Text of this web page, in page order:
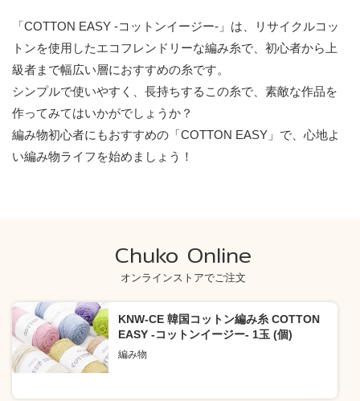
「COTTON EASY -コットンイージー-」は、リサイクルコッ
トンを使用したエコフレンドリーな編み糸で、初心者から上
級者まで幅広い層におすすめの糸です。
シンプルで使いやすく、長持ちするこの糸で、素敵な作品を
作ってみてはいかがでしょうか？
編み物初心者にもおすすめの「COTTON EASY」で、心地よ
い編み物ライフを始めましょう！
Chuko Online
オンラインストアでご注文
KNW-CE 韓国コットン編み糸 COTTON
EASY -コットンイージー- 1玉 (個)
編み物